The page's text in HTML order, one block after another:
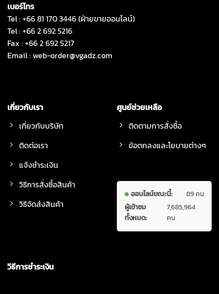
เบอร์โทร
Tel : +66 81 170 3446 (ฝ่ายขายออนไลน์)
Tel : +66 2 692 5216
Fax : +66 2 692 5217
Email :web-order@vgadz.com
เกี่ยวกับเรา
เกี่ยวกับบริษัท
ติดต่อเรา
แจ้งชำระเงิน
วิธีการสั่งซื้อสินค้า
วิธีจัดส่งสินค้า
ศูนย์ช่วยเหลือ
ติดตามการสั่งซื้อ
ข้อตกลงและโยบายต่างๆ
ออนไลน์ขณะนี้:
89 คน
ผู้เข้าชม
ทั้งหมด:
7,685,964
คน
วิธีการชำระเงิน